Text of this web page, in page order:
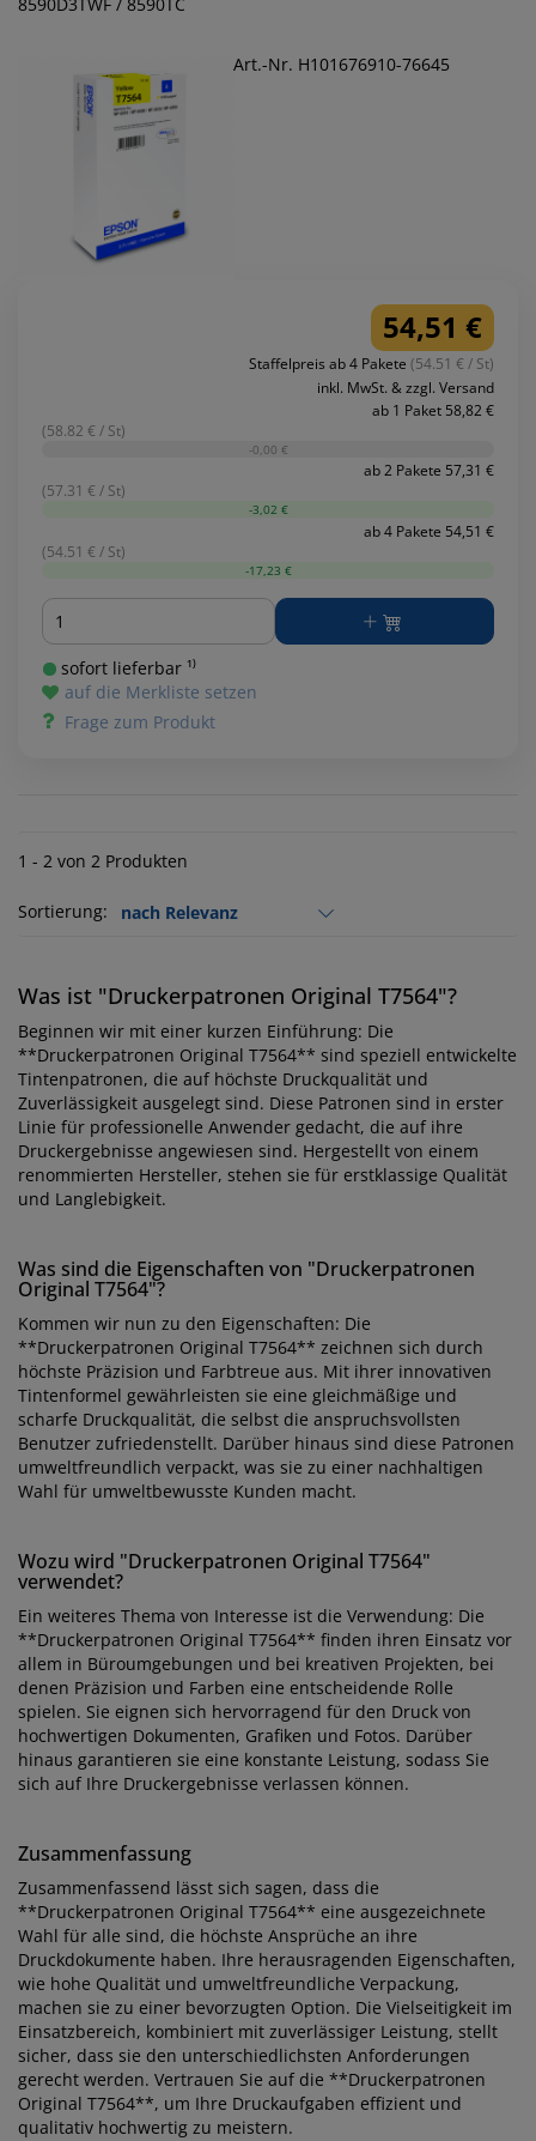
Art.-Nr. H101676910-76645
54,51 €
Staffelpreis ab 4 Pakete (54.51 € / St)
inkl. MwSt. & zzgl. Versand
ab 1 Paket 58,82 €
(58.82 € / St)
-0,00 €
ab 2 Pakete 57,31 €
(57.31 € / St)
-3,02 €
ab 4 Pakete 54,51 €
(54.51 € / St)
-17,23 €
Menge
sofort lieferbar ¹⁾
auf die Merkliste setzen
Frage zum Produkt
1 - 2 von 2 Produkten
Sortierung:
Was ist "Druckerpatronen Original T7564"?
Beginnen wir mit einer kurzen Einführung: Die
**Druckerpatronen Original T7564** sind speziell entwickelte
Tintenpatronen, die auf höchste Druckqualität und
Zuverlässigkeit ausgelegt sind. Diese Patronen sind in erster
Linie für professionelle Anwender gedacht, die auf ihre
Druckergebnisse angewiesen sind. Hergestellt von einem
renommierten Hersteller, stehen sie für erstklassige Qualität
und Langlebigkeit.
Was sind die Eigenschaften von "Druckerpatronen
Original T7564"?
Kommen wir nun zu den Eigenschaften: Die
**Druckerpatronen Original T7564** zeichnen sich durch
höchste Präzision und Farbtreue aus. Mit ihrer innovativen
Tintenformel gewährleisten sie eine gleichmäßige und
scharfe Druckqualität, die selbst die anspruchsvollsten
Benutzer zufriedenstellt. Darüber hinaus sind diese Patronen
umweltfreundlich verpackt, was sie zu einer nachhaltigen
Wahl für umweltbewusste Kunden macht.
Wozu wird "Druckerpatronen Original T7564"
verwendet?
Ein weiteres Thema von Interesse ist die Verwendung: Die
**Druckerpatronen Original T7564** finden ihren Einsatz vor
allem in Büroumgebungen und bei kreativen Projekten, bei
denen Präzision und Farben eine entscheidende Rolle
spielen. Sie eignen sich hervorragend für den Druck von
hochwertigen Dokumenten, Grafiken und Fotos. Darüber
hinaus garantieren sie eine konstante Leistung, sodass Sie
sich auf Ihre Druckergebnisse verlassen können.
Zusammenfassung
Zusammenfassend lässt sich sagen, dass die
**Druckerpatronen Original T7564** eine ausgezeichnete
Wahl für alle sind, die höchste Ansprüche an ihre
Druckdokumente haben. Ihre herausragenden Eigenschaften,
wie hohe Qualität und umweltfreundliche Verpackung,
machen sie zu einer bevorzugten Option. Die Vielseitigkeit im
Einsatzbereich, kombiniert mit zuverlässiger Leistung, stellt
sicher, dass sie den unterschiedlichsten Anforderungen
gerecht werden. Vertrauen Sie auf die **Druckerpatronen
Original T7564**, um Ihre Druckaufgaben effizient und
qualitativ hochwertig zu meistern.